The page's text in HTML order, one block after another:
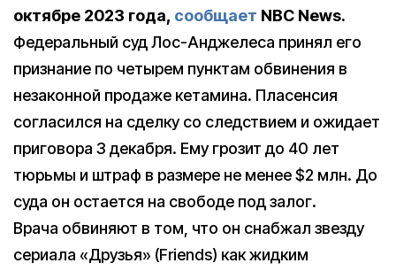
октябре 2023 года, сообщает NBC News.
Федеральный суд Лос-Анджелеса принял его
признание по четырем пунктам обвинения в
незаконной продаже кетамина. Пласенсия
согласился на сделку со следствием и ожидает
приговора 3 декабря. Ему грозит до 40 лет
тюрьмы и штраф в размере не менее $2 млн. До
суда он остается на свободе под залог.
Врача обвиняют в том, что он снабжал звезду
сериала «Друзья» (Friends) как жидким